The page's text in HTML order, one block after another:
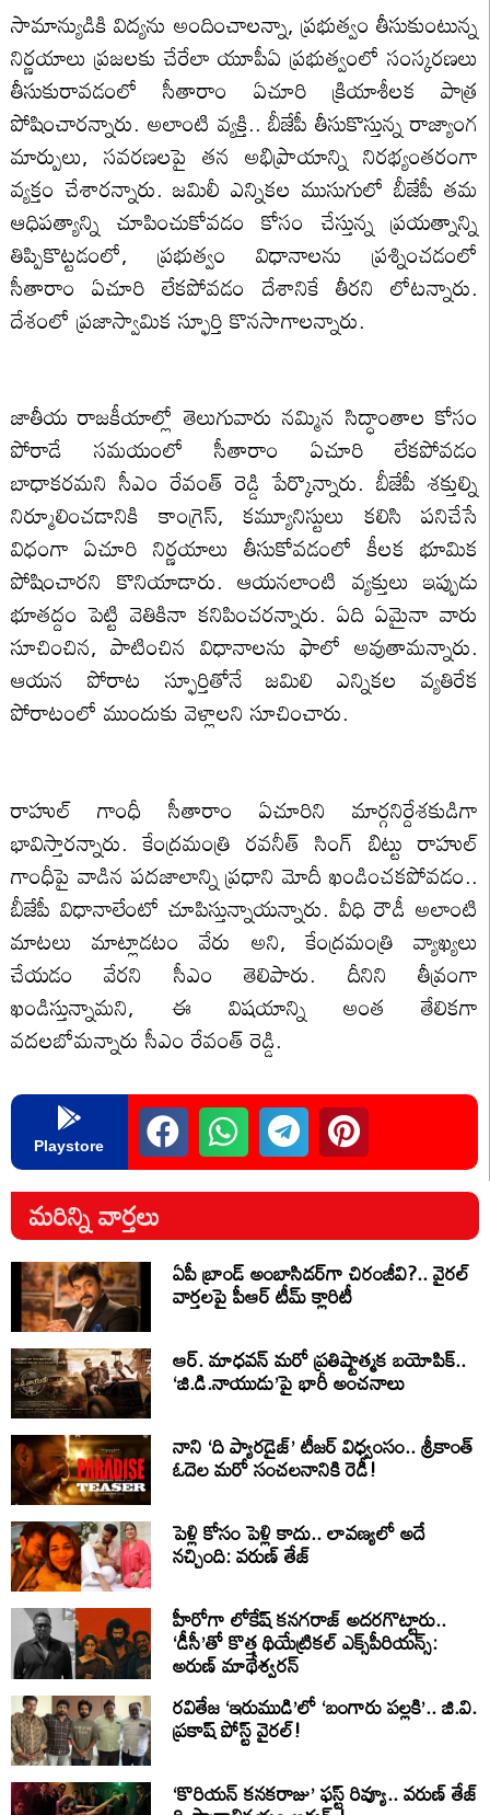
సామాన్యుడికి విద్యను అందించాలన్నా, ప్రభుత్వం తీసుకుంటున్న
నిర్ణయాలు ప్రజలకు చేరేలా యూపీఏ ప్రభుత్వంలో సంస్కరణలు
తీసుకురావడంలో సీతారాం ఏచూరి క్రియాశీలక పాత్ర
పోషించారన్నారు. అలాంటి వ్యక్తి.. బీజేపీ తీసుకొస్తున్న రాజ్యాంగ
మార్పులు, సవరణలపై తన అభిప్రాయాన్ని నిరభ్యంతరంగా
వ్యక్తం చేశారన్నారు. జమిలీ ఎన్నికల ముసుగులో బీజేపీ తమ
ఆధిపత్యాన్ని చూపించుకోవడం కోసం చేస్తున్న ప్రయత్నాన్ని
తిప్పికొట్టడంలో, ప్రభుత్వం విధానాలను ప్రశ్నించడంలో
సీతారాం ఏచూరి లేకపోవడం దేశానికే తీరని లోటన్నారు.
దేశంలో ప్రజాస్వామిక స్ఫూర్తి కొనసాగాలన్నారు.
జాతీయ రాజకీయాల్లో తెలుగువారు నమ్మిన సిద్ధాంతాల కోసం
పోరాడే సమయంలో సీతారాం ఏచూరి లేకపోవడం
బాధాకరమని సీఎం రేవంత్ రెడ్డి పేర్కొన్నారు. బీజేపీ శక్తుల్ని
నిర్మూలించడానికి కాంగ్రెస్, కమ్యూనిస్టులు కలిసి పనిచేసే
విధంగా ఏచూరి నిర్ణయాలు తీసుకోవడంలో కీలక భూమిక
పోషించారని కొనియాడారు. ఆయనలాంటి వ్యక్తులు ఇప్పుడు
భూతద్దం పెట్టి వెతికినా కనిపించరన్నారు. ఏది ఏమైనా వారు
సూచించిన, పాటించిన విధానాలను ఫాలో అవుతామన్నారు.
ఆయన పోరాట స్ఫూర్తితోనే జమిలి ఎన్నికల వ్యతిరేక
పోరాటంలో ముందుకు వెళ్లాలని సూచించారు.
రాహుల్ గాంధీ సీతారాం ఏచూరిని మార్గనిర్దేశకుడిగా
భావిస్తారన్నారు. కేంద్రమంత్రి రవనీత్ సింగ్ బిట్టు రాహుల్
గాంధీపై వాడిన పదజాలాన్ని ప్రధాని మోదీ ఖండించకపోవడం..
బీజేపీ విధానాలేంటో చూపిస్తున్నాయన్నారు. వీధి రౌడీ అలాంటి
మాటలు మాట్లాడటం వేరు అని, కేంద్రమంత్రి వ్యాఖ్యలు
చేయడం వేరని సీఎం తెలిపారు. దీనిని తీవ్రంగా
ఖండిస్తున్నామని, ఈ విషయాన్ని అంత తేలికగా
వదలబోమన్నారు సీఎం రేవంత్ రెడ్డి.
Playstore
మరిన్ని వార్తలు
ఏపీ బ్రాండ్ అంబాసిడర్‌గా చిరంజీవి?.. వైరల్
వార్తలపై పీఆర్ టీమ్ క్లారిటీ
ఆర్. మాధవన్ మరో ప్రతిష్టాత్మక బయోపిక్..
‘జి.డి.నాయుడు’పై భారీ అంచనాలు
నాని ‘ది ప్యారడైజ్’ టీజర్ విధ్వంసం.. శ్రీకాంత్
ఓదెల మరో సంచలనానికి రెడీ!
పెళ్లి కోసం పెళ్లి కాదు.. లావణ్యలో అదే
నచ్చింది: వరుణ్ తేజ్
హీరోగా లోకేష్ కనగరాజ్ అదరగొట్టారు..
‘డీసీ’తో కొత్త థియేట్రికల్ ఎక్స్‌పీరియన్స్:
అరుణ్ మాథేశ్వరన్
రవితేజ ‘ఇరుముడి’లో ‘బంగారు పల్లకి’.. జి.వి.
ప్రకాష్ పోస్ట్ వైరల్!
‘కొరియన్ కనకరాజు’ ఫస్ట్ రివ్యూ.. వరుణ్ తేజ్